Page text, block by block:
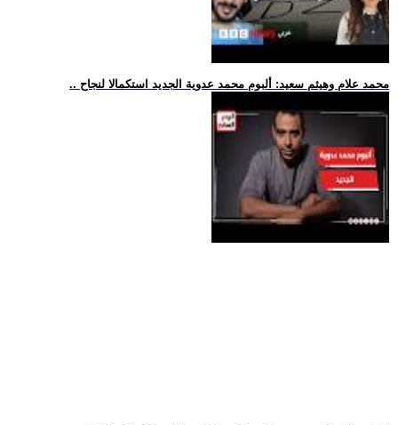
.. محمد علام وهيثم سعيد: ألبوم محمد عدوية الجديد استكمالا لنجاح